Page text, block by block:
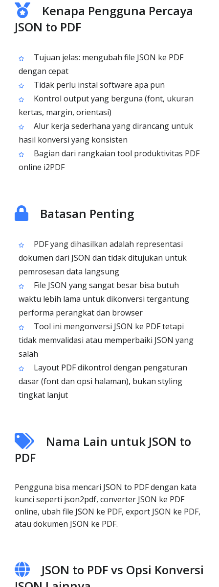
Kenapa Pengguna Percaya
JSON to PDF
Tujuan jelas: mengubah file JSON ke PDF
dengan cepat
Tidak perlu instal software apa pun
Kontrol output yang berguna (font, ukuran
kertas, margin, orientasi)
Alur kerja sederhana yang dirancang untuk
hasil konversi yang konsisten
Bagian dari rangkaian tool produktivitas PDF
online i2PDF
Batasan Penting
PDF yang dihasilkan adalah representasi
dokumen dari JSON dan tidak ditujukan untuk
pemrosesan data langsung
File JSON yang sangat besar bisa butuh
waktu lebih lama untuk dikonversi tergantung
performa perangkat dan browser
Tool ini mengonversi JSON ke PDF tetapi
tidak memvalidasi atau memperbaiki JSON yang
salah
Layout PDF dikontrol dengan pengaturan
dasar (font dan opsi halaman), bukan styling
tingkat lanjut
Nama Lain untuk JSON to
PDF
Pengguna bisa mencari JSON to PDF dengan kata
kunci seperti json2pdf, converter JSON ke PDF
online, ubah file JSON ke PDF, export JSON ke PDF,
atau dokumen JSON ke PDF.
JSON to PDF vs Opsi Konversi